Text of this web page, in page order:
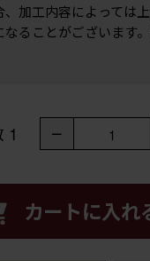
加工内容によっては
ることがございます
1 － 1
カートに入れ